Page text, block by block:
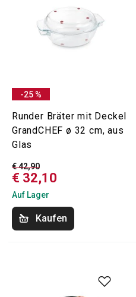
-25 %
Runder Bräter mit Deckel
GrandCHEF ø 32 cm, aus
Glas
€ 42,90
€ 32,10
Auf Lager
Kaufen